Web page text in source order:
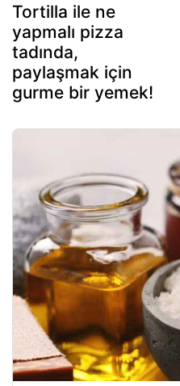
Tortilla ile ne
yapmalı pizza
tadında,
paylaşmak için
gurme bir yemek!